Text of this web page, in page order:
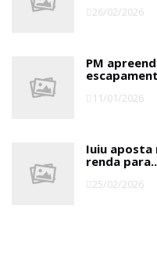
26/02/2026
PM
11/01/2026
Iuiu
renda
25/02/2026